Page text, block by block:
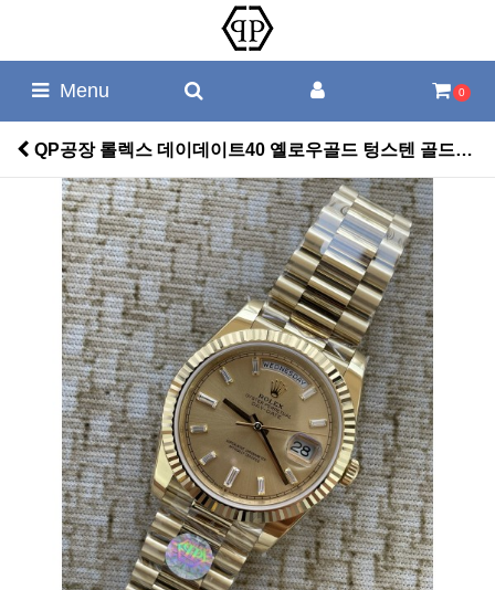
Menu 0
QP공장 롤렉스 데이데이트40 옐로우골드 텅스텐 골드바게트다이얼 스틸브레이슬릿 208~211g로 > 롤렉스